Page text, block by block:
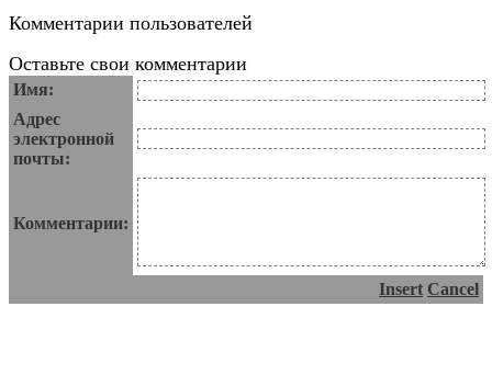
Комментарии пользователей
Оставьте свои комментарии
Имя:
Адрес
электронной
почты:
Комментарии:
Insert Cancel